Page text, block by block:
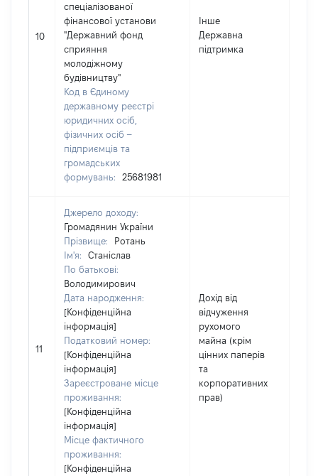
10
спеціалізованої
фінансової установи
"Державний фонд
сприяння
молодіжному
будівництву"
Код в Єдиному
державному реєстрі
юридичних осіб,
фізичних осіб –
підприємців та
громадських
формувань:
25681981
Інше
Державна
підтримка
11
Джерело доходу:
Громадянин України
Прізвище:
Ротань
Ім'я:
Станіслав
По батькові:
Володимирович
Дата народження:
[Конфіденційна
інформація]
Податковий номер:
[Конфіденційна
інформація]
Зареєстроване місце
проживання:
[Конфіденційна
інформація]
Місце фактичного
проживання:
[Конфіденційна
Дохід від
відчуження
рухомого
майна (крім
цінних паперів
та
корпоративних
прав)